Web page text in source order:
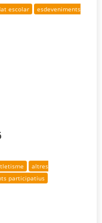
escolar
esdeveniments
altres
participatius